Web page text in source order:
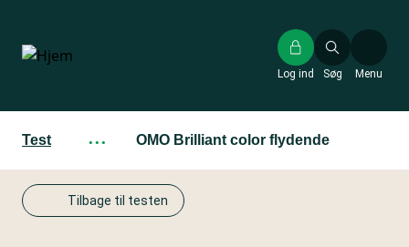
hovedindhold
Søg
Log ind Menu
Test ··· OMO Brilliant color flydende
Tilbage til testen